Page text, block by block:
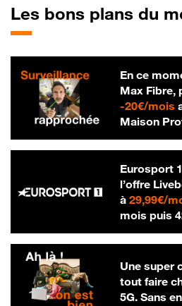
Les bons plans du
En ce
Max Fibre,
-20€/mois
Maison
Eurosport
l’offre
à 29,99€/
mois puis
Une super
tout faire
5G. Sans